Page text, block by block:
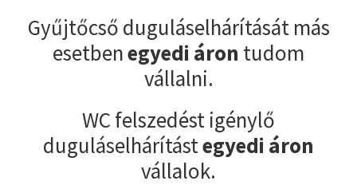
Gyűjtőcső duguláselhárítását más
esetbenegyedi áron tudom
vállalni.
WC felszedést igénylő
duguláselhárítástegyedi áron
vállalok.